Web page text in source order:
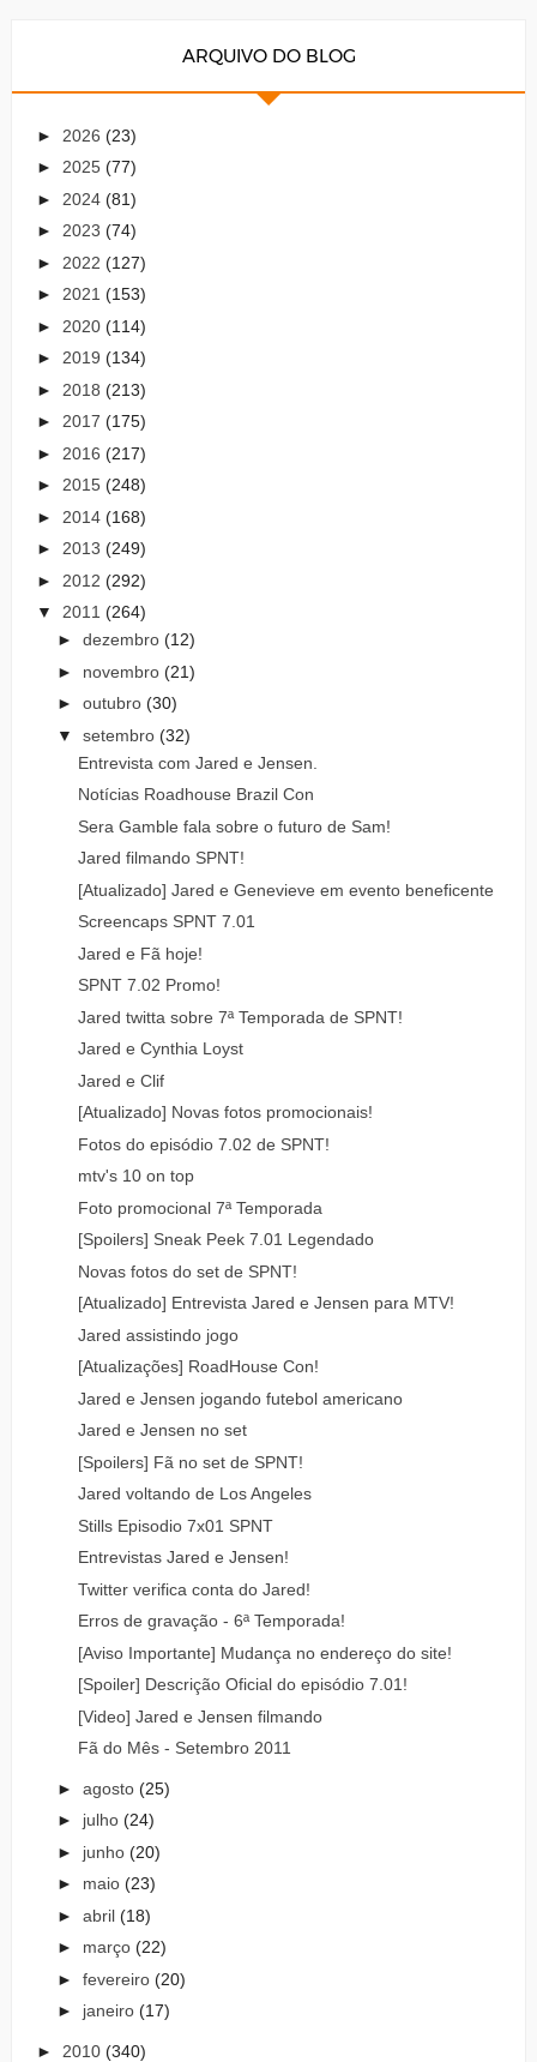
ARQUIVO DO BLOG
► 2026 (23)
► 2025 (77)
► 2024 (81)
► 2023 (74)
► 2022 (127)
► 2021 (153)
► 2020 (114)
► 2019 (134)
► 2018 (213)
► 2017 (175)
► 2016 (217)
► 2015 (248)
► 2014 (168)
► 2013 (249)
► 2012 (292)
▼ 2011 (264)
► dezembro (12)
► novembro (21)
► outubro (30)
▼ setembro (32)
Entrevista com Jared e Jensen.
Notícias Roadhouse Brazil Con
Sera Gamble fala sobre o futuro de Sam!
Jared filmando SPNT!
[Atualizado] Jared e Genevieve em evento beneficente
Screencaps SPNT 7.01
Jared e Fã hoje!
SPNT 7.02 Promo!
Jared twitta sobre 7ª Temporada de SPNT!
Jared e Cynthia Loyst
Jared e Clif
[Atualizado] Novas fotos promocionais!
Fotos do episódio 7.02 de SPNT!
mtv's 10 on top
Foto promocional 7ª Temporada
[Spoilers] Sneak Peek 7.01 Legendado
Novas fotos do set de SPNT!
[Atualizado] Entrevista Jared e Jensen para MTV!
Jared assistindo jogo
[Atualizações] RoadHouse Con!
Jared e Jensen jogando futebol americano
Jared e Jensen no set
[Spoilers] Fã no set de SPNT!
Jared voltando de Los Angeles
Stills Episodio 7x01 SPNT
Entrevistas Jared e Jensen!
Twitter verifica conta do Jared!
Erros de gravação - 6ª Temporada!
[Aviso Importante] Mudança no endereço do site!
[Spoiler] Descrição Oficial do episódio 7.01!
[Video] Jared e Jensen filmando
Fã do Mês - Setembro 2011
► agosto (25)
► julho (24)
► junho (20)
► maio (23)
► abril (18)
► março (22)
► fevereiro (20)
► janeiro (17)
► 2010 (340)